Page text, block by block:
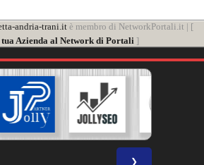
andria-trani.itè membro di NetworkPortali.it | [
Azienda al Network di Portali ]
❯